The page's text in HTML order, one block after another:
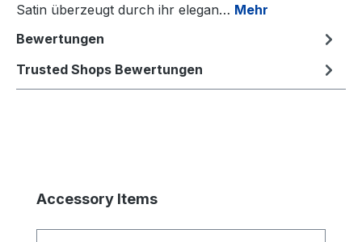
Satin überzeugt durch ihr elegan… Mehr
Bewertungen
Trusted Shops Bewertungen
Produktgalerie überspringen
Accessory Items